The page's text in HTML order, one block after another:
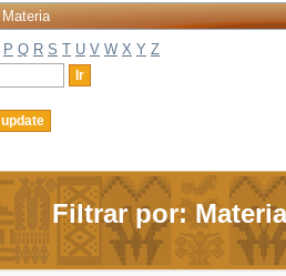
P Q R S T U V W X Y Z
Filtrar por: Materia